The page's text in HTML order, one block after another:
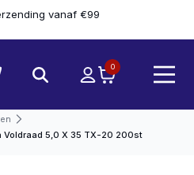
vanaf €99
0
Voldraad 5,0 X 35 TX-20 200st